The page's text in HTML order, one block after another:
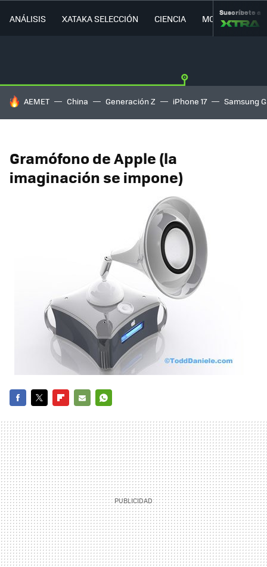
ANÁLISIS XATAKA SELECCIÓN CIENCIA MOVILIDAD
Suscríbete a
HOY SE HABLA DE
AEMET China Generación Z iPhone 17 Samsung
Gramófono de Apple (la
imaginación se impone)
MAIL